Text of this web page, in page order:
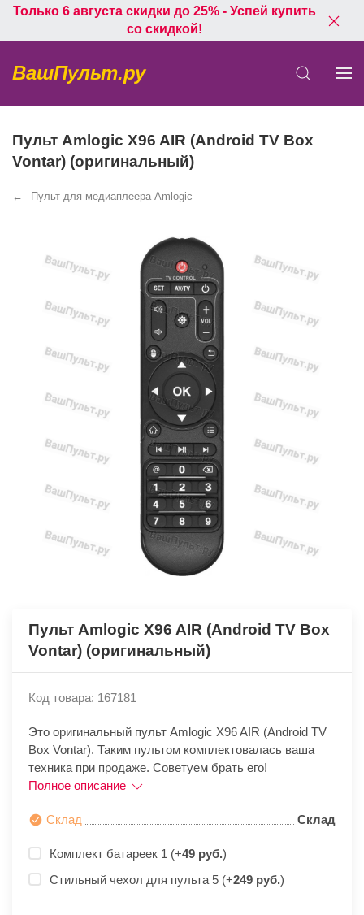
Только 6 августа скидки до 25% - Успей купить
со скидкой!
ВашПульт.ру
Пульт Amlogic X96 AIR (Android TV Box
Vontar) (оригинальный)
Пульт для медиаплеера Amlogic
Пульт Amlogic X96 AIR (Android TV Box
Vontar) (оригинальный)
Код товара: 167181
Это оригинальный пульт Amlogic X96 AIR (Android TV
Box Vontar). Таким пультом комплектовалась ваша
техника при продаже. Советуем брать его!
Полное описание
Склад Склад
Комплект батареек 1 (+49 руб.)
Стильный чехол для пульта 5 (+249 руб.)